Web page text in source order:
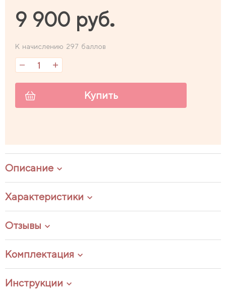
9 900 руб.
К начислению 297 баллов
Купить
Описание
Характеристики
Отзывы
Комплектация
Инструкции